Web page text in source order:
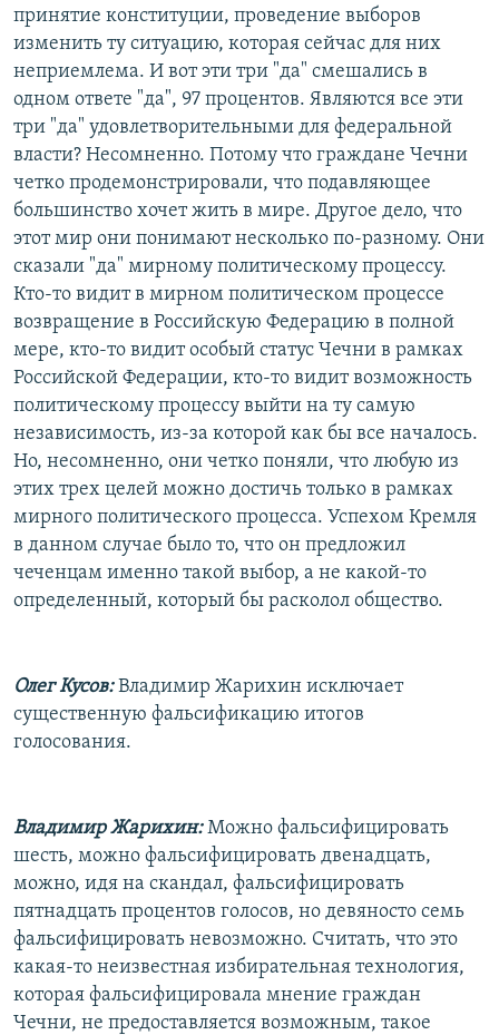
принятие конституции, проведение выборов
изменить ту ситуацию, которая сейчас для них
неприемлема. И вот эти три "да" смешались в
одном ответе "да", 97 процентов. Являются все эти
три "да" удовлетворительными для федеральной
власти? Несомненно. Потому что граждане Чечни
четко продемонстрировали, что подавляющее
большинство хочет жить в мире. Другое дело, что
этот мир они понимают несколько по-разному. Они
сказали "да" мирному политическому процессу.
Кто-то видит в мирном политическом процессе
возвращение в Российскую Федерацию в полной
мере, кто-то видит особый статус Чечни в рамках
Российской Федерации, кто-то видит возможность
политическому процессу выйти на ту самую
независимость, из-за которой как бы все началось.
Но, несомненно, они четко поняли, что любую из
этих трех целей можно достичь только в рамках
мирного политического процесса. Успехом Кремля
в данном случае было то, что он предложил
чеченцам именно такой выбор, а не какой-то
определенный, который бы расколол общество.
Олег Кусов:Владимир Жарихин исключает
существенную фальсификацию итогов
голосования.
Владимир Жарихин:Можно фальсифицировать
шесть, можно фальсифицировать двенадцать,
можно, идя на скандал, фальсифицировать
пятнадцать процентов голосов, но девяносто семь
фальсифицировать невозможно. Считать, что это
какая-то неизвестная избирательная технология,
которая фальсифицировала мнение граждан
Чечни, не предоставляется возможным, такое